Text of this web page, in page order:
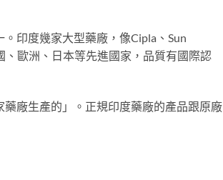
印度幾家大型藥廠，像Cipla、Sun
歐洲、日本等先進國家，品質有國際認
廠生產的」。正規印度藥廠的產品跟原廠